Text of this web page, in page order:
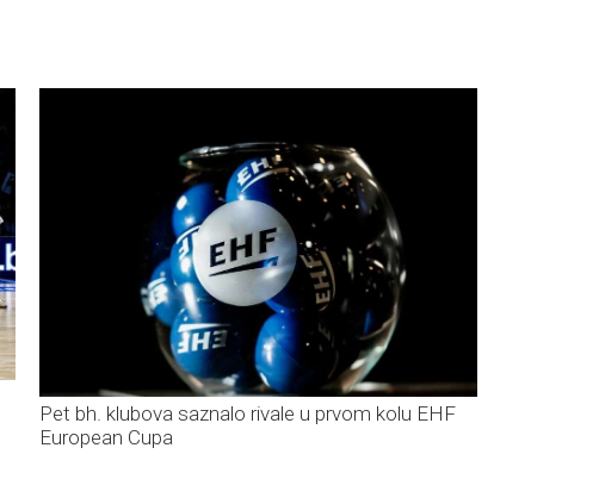
Pet bh. klubova saznalo rivale u prvom kolu EHF
European Cupa